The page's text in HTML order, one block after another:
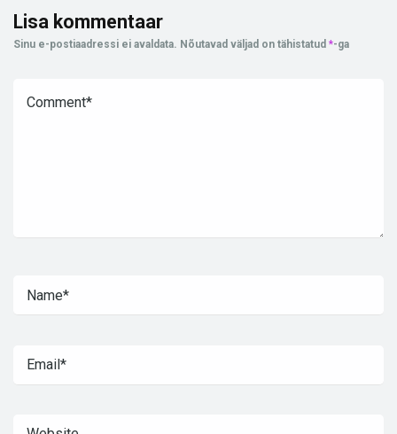
Lisa kommentaar
Sinu e-postiaadressi ei avaldata. Nõutavad väljad on tähistatud *-ga